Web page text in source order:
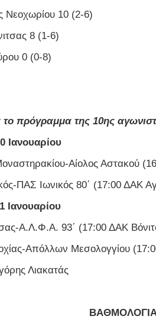
Νεοχωρίου 10 (2-6)
8 (1-6)
0 (0-8)
το πρόγραμμα της 10ης
Ιανουαρίου
Αίολος Αστακού
ΠΑΣ Ιωνικός 80΄ (17:00 ΔΑΚ
Ιανουαρίου
Α.Λ.Φ.Α. 93΄ (17:00 ΔΑΚ
Απόλλων Μεσολογγίου
Λιακατάς